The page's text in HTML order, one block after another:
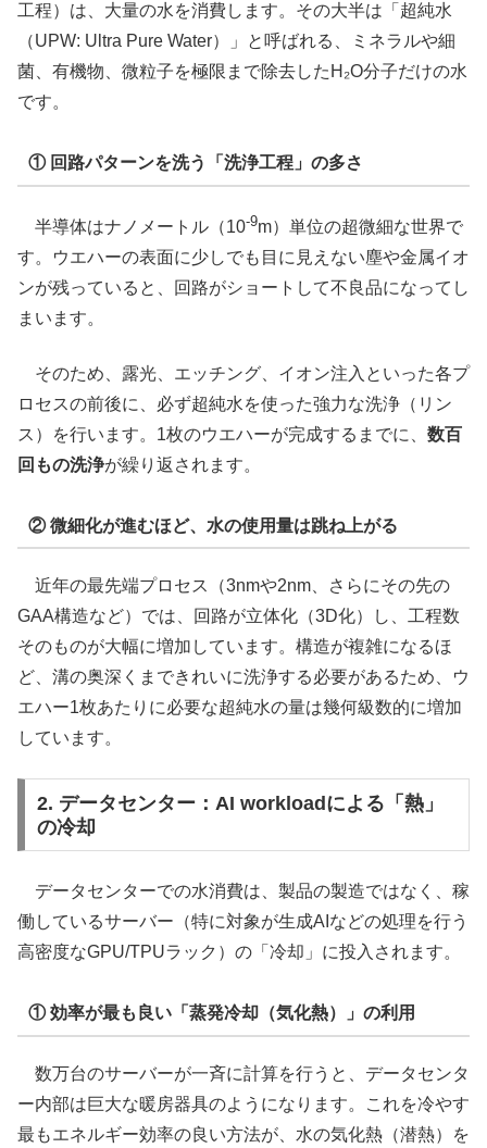
工程）は、大量の水を消費します。その大半は「超純水
（UPW: Ultra Pure Water）」と呼ばれる、ミネラルや細
菌、有機物、微粒子を極限まで除去したH₂O分子だけの水
です。
① 回路パターンを洗う「洗浄工程」の多さ
半導体はナノメートル（10-9m）単位の超微細な世界で
す。ウエハーの表面に少しでも目に見えない塵や金属イオ
ンが残っていると、回路がショートして不良品になってし
まいます。
そのため、露光、エッチング、イオン注入といった各プ
ロセスの前後に、必ず超純水を使った強力な洗浄（リン
ス）を行います。1枚のウエハーが完成するまでに、 数百
回もの洗浄が繰り返されます。
② 微細化が進むほど、水の使用量は跳ね上がる
近年の最先端プロセス（3nmや2nm、さらにその先の
GAA構造など）では、回路が立体化（3D化）し、工程数
そのものが大幅に増加しています。構造が複雑になるほ
ど、溝の奥深くまできれいに洗浄する必要があるため、ウ
エハー1枚あたりに必要な超純水の量は幾何級数的に増加
しています。
2. データセンター：AI workloadによる「熱」
の冷却
データセンターでの水消費は、製品の製造ではなく、稼
働しているサーバー（特に対象が生成AIなどの処理を行う
高密度なGPU/TPUラック）の「冷却」に投入されます。
① 効率が最も良い「蒸発冷却（気化熱）」の利用
数万台のサーバーが一斉に計算を行うと、データセンタ
ー内部は巨大な暖房器具のようになります。これを冷やす
最もエネルギー効率の良い方法が、水の気化熱（潜熱）を